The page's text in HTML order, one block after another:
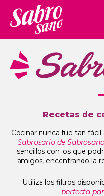
Recetas de
Cocinar nunca fue tan fácil
Sabrosario de
sencillos con los que
amigos, encontrando la
Utiliza los filtros
perfecta